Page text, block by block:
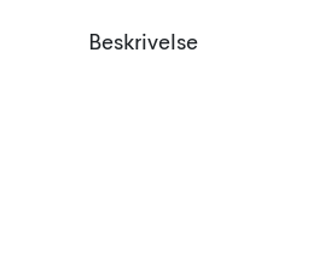
Beskrivelse